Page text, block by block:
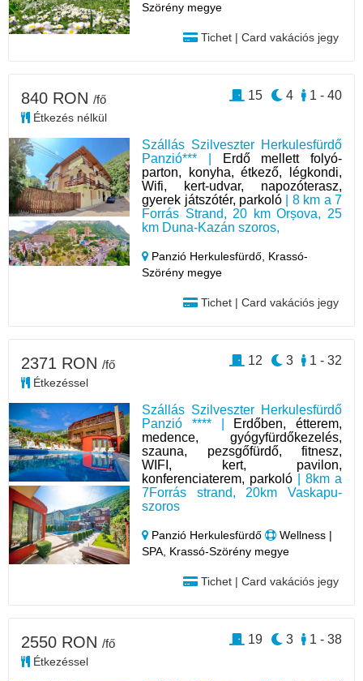
Szörény megye
Tichet | Card vakációs jegy
Szállás Szilveszter Herkulesfürdő
Panzió*** |
Erdő mellett folyó-
parton, konyha, étkező, légkondi,
Wifi, kert-udvar, napozóterasz,
gyerek játszótér, parkoló| 8 km a 7
Forrás Strand, 20 km Orșova, 25
km Duna-Kazán szoros,
Panzió Herkulesfürdő, Krassó-
Szörény megye
Tichet | Card vakációs jegy
840 RON /fő
Étkezés nélkül
1 - 40
4
15
Szállás Szilveszter Herkulesfürdő
Panzió **** |
Erdőben, étterem,
medence, gyógyfürdőkezelés,
szauna, pezsgőfürdő, fitnesz,
WIFI, kert, pavilon,
konferenciaterem, parkoló | 8km a
7Forrás strand, 20km Vaskapu-
szoros
Panzió Herkulesfürdő
Wellness |
SPA, Krassó-Szörény megye
Tichet | Card vakációs jegy
2371 RON /fő
Étkezéssel
1 - 32
3
12
2550 RON /fő
Étkezéssel
1 - 38
3
19